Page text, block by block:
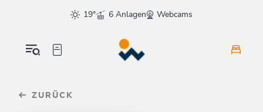
sr.skip-to.main-content
sr.skip-to.table-of-contents
sr.skip-to.main-navigation
19°
6 Anlagen Webcams
ZURÜCK